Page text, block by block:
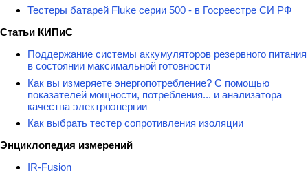
Тестеры батарей Fluke серии 500 - в Госреестре СИ РФ
Статьи КИПиС
Поддержание системы аккумуляторов резервного питания
в состоянии максимальной готовности
Как вы измеряете энергопотребление? С помощью
показателей мощности, потребления... и анализатора
качества электроэнергии
Как выбрать тестер сопротивления изоляции
Энциклопедия измерений
IR-Fusion